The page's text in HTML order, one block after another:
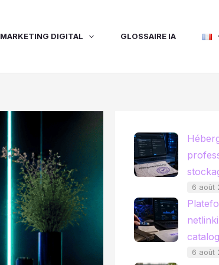
MARKETING DIGITAL GLOSSAIRE IA
6 août
6 août